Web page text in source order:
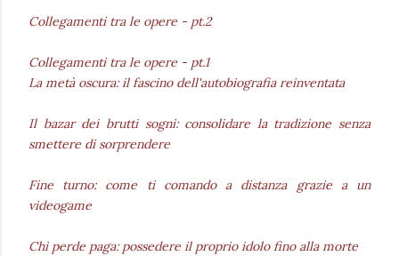
Collegamenti tra le opere - pt.2
Collegamenti tra le opere - pt.1
La metà oscura: il fascino dell'autobiografia reinventata
Il bazar dei brutti sogni: consolidare la tradizione senza
smettere di sorprendere
Fine turno: come ti comando a distanza grazie a un
videogame
Chi perde paga: possedere il proprio idolo fino alla morte